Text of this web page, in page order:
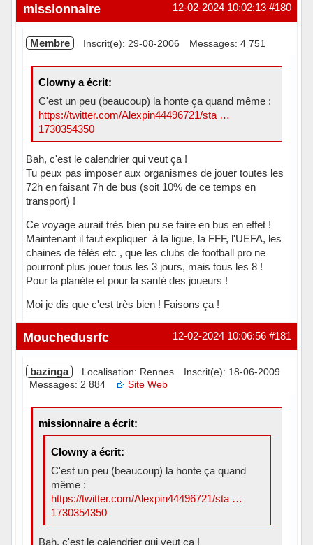
Hors ligne #180
12-02-2024 10:02:13
missionnaire
Membre Inscrit(e): 29-08-2006 Messages: 4 751
Clowny a écrit:
C'est un peu (beaucoup) la honte ça quand même :
https://twitter.com/Alexpin44496721/sta …
1730354350
Bah, c'est le calendrier qui veut ça !
Tu peux pas imposer aux organismes de jouer toutes les
72h en faisant 7h de bus (soit 10% de ce temps en
transport) !
Ce voyage aurait très bien pu se faire en bus en effet !
Maintenant il faut expliquer à la ligue, la FFF, l'UEFA, les
chaines de télés etc , que les clubs de football pro ne
pourront plus jouer tous les 3 jours, mais tous les 8 !
Pour la planète et pour la santé des joueurs !
Moi je dis que c'est très bien ! Faisons ça !
Hors ligne #181
12-02-2024 10:06:56
Mouchedusrfc
bazinga Localisation: Rennes
Inscrit(e): 18-06-2009
Messages: 2 884
Site Web
missionnaire a écrit:
Clowny a écrit:
C'est un peu (beaucoup) la honte ça quand
même :
https://twitter.com/Alexpin44496721/sta …
1730354350
Bah, c'est le calendrier qui veut ça !